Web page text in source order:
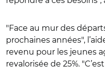
"Face au mur des
prochaines années",
revenu pour les jeunes
revalorisée de 25%. "